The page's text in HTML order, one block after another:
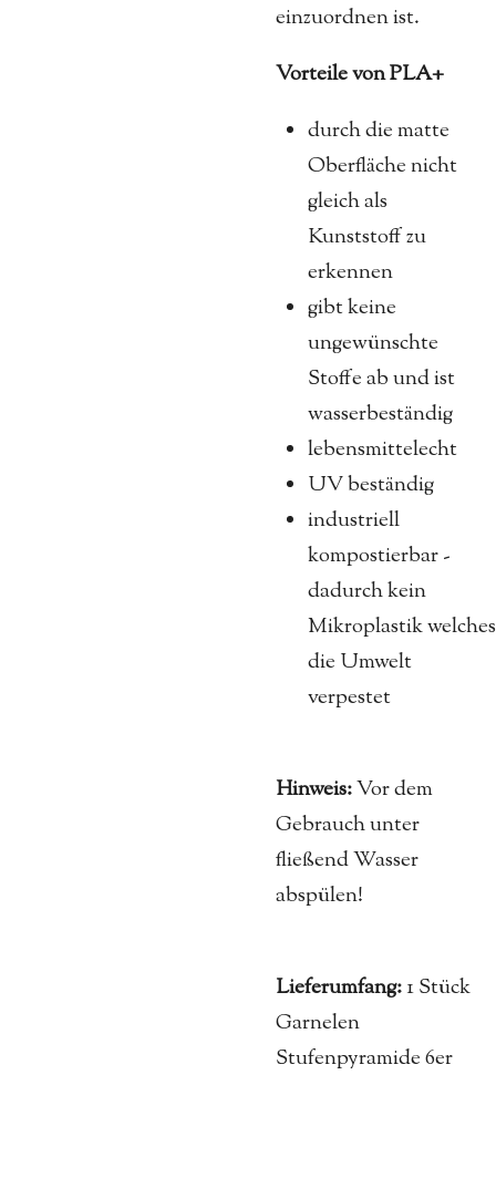
einzuordnen ist.
Vorteile von PLA+
durch die matte
Oberfläche nicht
gleich als
Kunststoff zu
erkennen
gibt keine
ungewünschte
Stoffe ab und ist
wasserbeständig
lebensmittelecht
UV beständig
industriell
kompostierbar -
dadurch kein
Mikroplastik welches
die Umwelt
verpestet
Hinweis:Vor dem
Gebrauch unter
fließend Wasser
abspülen!
Lieferumfang:1 Stück
Garnelen
Stufenpyramide 6er